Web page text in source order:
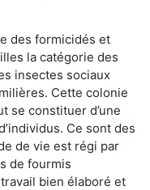
des formicidés et
la catégorie des
insectes sociaux
Cette colonie
se constituer d’une
Ce sont des
de vie est régi par
de fourmis
bien élaboré et